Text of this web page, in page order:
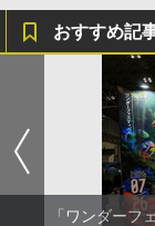
おすすめ記
「ワンダーフ